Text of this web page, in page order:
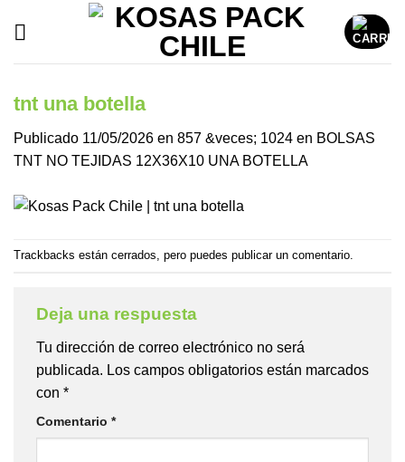
tnt una botella
Publicado 11/05/2026 en 857 &veces; 1024 en BOLSAS
TNT NO TEJIDAS 12X36X10 UNA BOTELLA
Trackbacks están cerrados, pero puedes publicar un comentario
Deja una respuesta
Tu dirección de correo electrónico no será
publicada. Los campos obligatorios están marcados
con *
Comentario *